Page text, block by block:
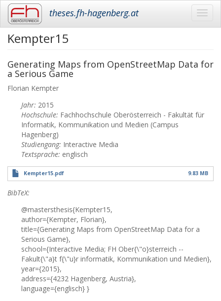
Skip
content
theses.fh-hagenberg.at
Kempter15
Generating Maps from OpenStreetMap Data for
a Serious Game
Florian Kempter
Jahr: 2015
Hochschule: Fachhochschule Oberösterreich - Fakultät für
Informatik, Kommunikation und Medien (Campus
Hagenberg)
Studiengang: Interactive Media
Textsprache: englisch
Kempter15.pdf 9.83 MB
BibTeX:
@mastersthesis{Kempter15,
author={Kempter, Florian},
title={Generating Maps from OpenStreetMap Data for a
Serious Game},
school={Interactive Media; FH Ober{\"o}sterreich --
Fakult{\"a}t f{\"u}r informatik, Kommunikation und Medien},
year={2015},
address={4232 Hagenberg, Austria},
language={englisch} }